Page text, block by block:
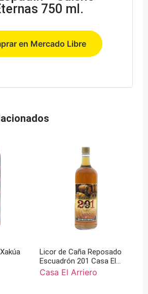
750 ml.
en Mercado Libre
Licor de Caña Reposado
Escuadrón 201 Casa El
Arriero
Casa El Arriero